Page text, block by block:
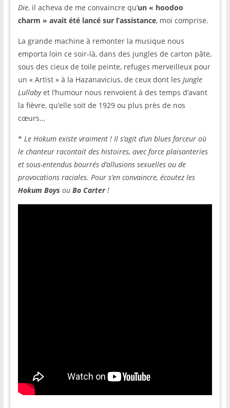
Die, il acheva de me convaincre qu’un « hoodoo
charm » avait été lancé sur l’assistance, moi comprise.
La grande machine à remonter la musique nous
emporta loin ce soir-là, dans des jungles de carton pâte,
sous des cieux de toile peinte, refuges merveilleux pour
un « Artist » à la Hazanavicius, de ceux dont les Jungle
Lullabyet l’humour nous renvoient à des temps d’avant
la fièvre, qu’elle soit de 1929 ou plus près de nos
cœurs…
* Le Hokum existe vraiment ! Il s’agit d’un blues farceur où
le chanteur racontait des histoires, avec force plaisanteries
et sous-entendus bourrés d’allusions sexuelles ou de
provocations raciales. Pour s’en convaincre, écoutez les
Hokum Boys ou Bo Carter!